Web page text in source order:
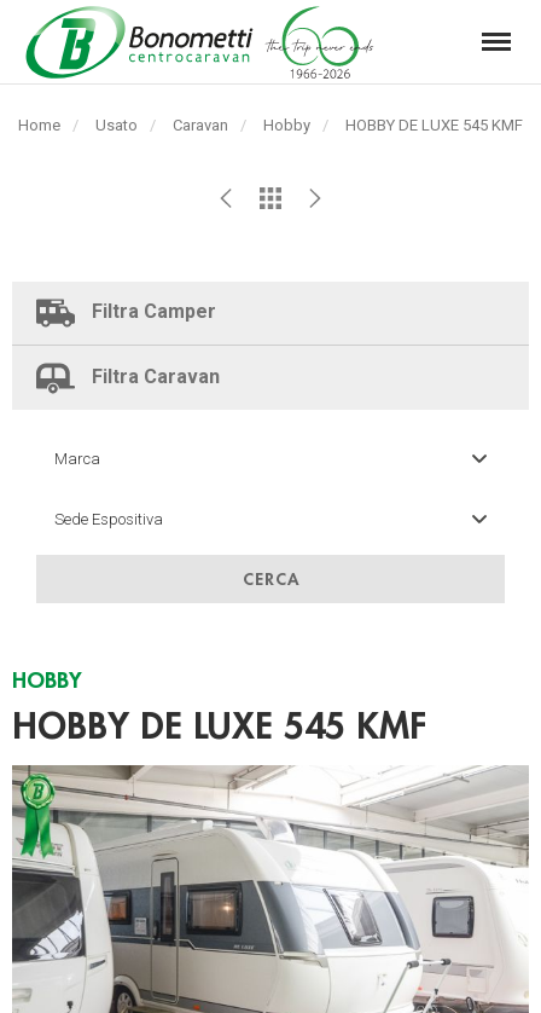
Automarket
Bonometti
Menu
Home Usato Caravan Hobby
Pagina
HOBBY DE LUXE 545 KMF
Filtra Camper
Filtra Caravan
CERCA
HOBBY
HOBBY DE LUXE 545 KMF